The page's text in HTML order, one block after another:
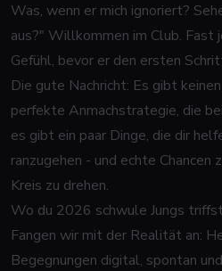
Was, wenn er mich ignoriert?
aus?" Willkommen im Club. Fast
Gefühl, bevor er den ersten
Die gute Nachricht: Es gibt
perfekte Anmachstrategie, die
es gibt ein paar Dinge, die dir
ranzugehen - und echte Chancen
Kreis zu drehen.
Wo du 2026 schwule Jungs
Fangen wir mit der Realität an:
Begegnungen digital, spontan